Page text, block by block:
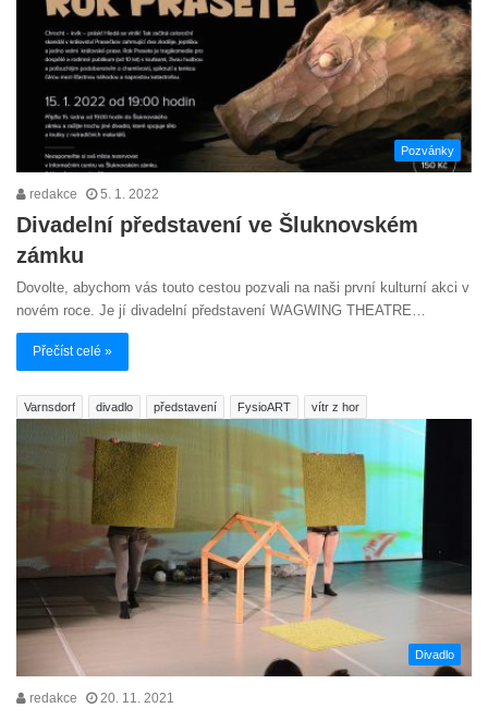
Pozvánky
redakce 5. 1. 2022
Divadelní představení ve Šluknovském
zámku
Dovolte, abychom vás touto cestou pozvali na naši první kulturní akci v
novém roce. Je jí divadelní představení WAGWING THEATRE…
Přečíst celé »
Varnsdorf divadlo představení FysioART vítr z hor
Divadlo
redakce 20. 11. 2021